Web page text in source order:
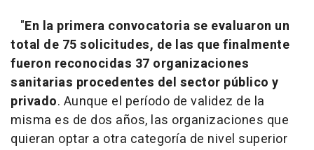
"En la primera convocatoria se evaluaron un
total de 75 solicitudes, de las que finalmente
fueron reconocidas 37 organizaciones
sanitarias procedentes del sector público y
privado. Aunque el período de validez de la
misma es de dos años, las organizaciones que
quieran optar a otra categoría de nivel superior